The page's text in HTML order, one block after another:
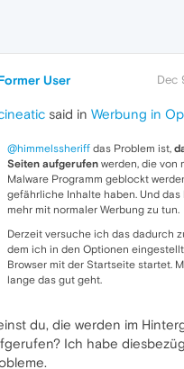
User Dec
said in Werbung in
@himmelssheriff das Problem ist,
Seiten aufgerufen werden, die von
Malware Programm geblockt
gefährliche Inhalte haben. Und
mehr mit normaler Werbung zu tun.
Derzeit versuche ich das dadurch
dem ich in den Optionen
Browser mit der Startseite startet.
lange das gut geht.
du, die werden im
Ich habe